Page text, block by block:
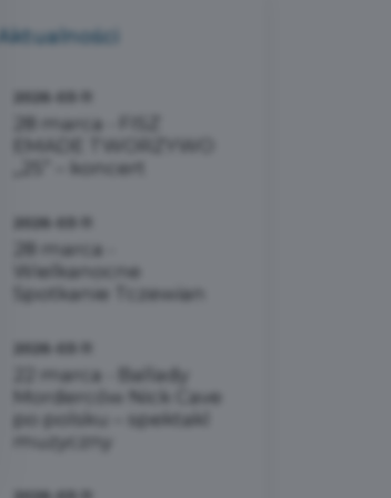
Aktualności
28 marca - FISZ
„25” – koncert
28 marca -
Wielkanocne
Spotkanie Tczewian
22 marca - Ballady
Morderców Nick Cave
po polsku – spektakl
muzyczny